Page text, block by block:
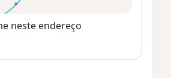
neste endereço